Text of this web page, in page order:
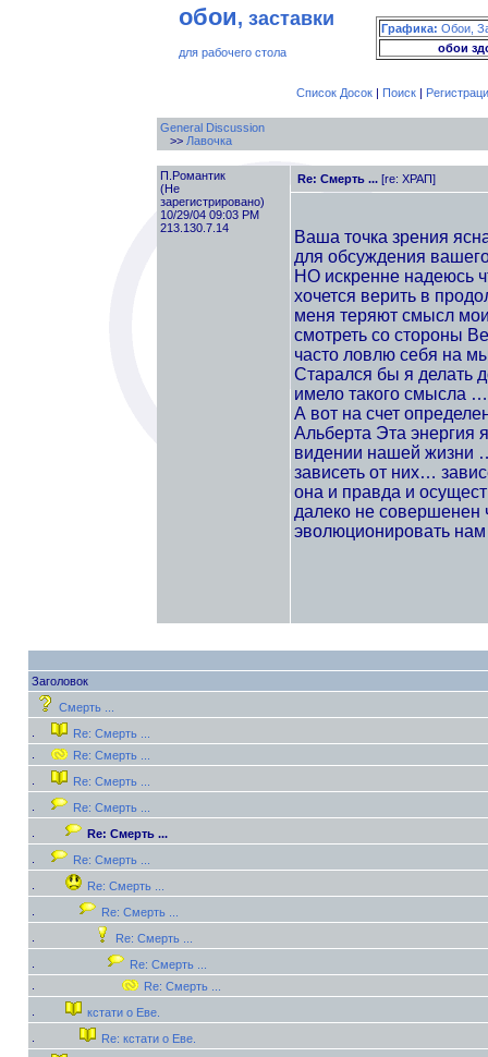
обои, заставки
для рабочего стола
Графика: Обои,
обои
Список Досок| Поиск|
General Discussion
>> Лавочка
П.Романтик
(Не
зарегистрировано)
10/29/04 09:03 PM
213.130.7.14
Re: Смерть ... [re: ХРАП]
Ваша точка зрения
для обсуждения
НО искренне надеюсь
хочется верить в
меня теряют смысл
смотреть со стороны
часто ловлю себя на
Старался бы я
имело такого смысла …
А вот на счет
Альберта Эта энергия
видении нашей жизни
зависеть от них…
она и правда и
далеко не
эволюционировать
Заголовок
Смерть ...
Re: Смерть ...
Re: Смерть ...
Re: Смерть ...
Re: Смерть ...
Re: Смерть ...
Re: Смерть ...
Re: Смерть ...
Re: Смерть ...
Re: Смерть ...
Re: Смерть ...
Re: Смерть ...
кстати о Еве.
Re: кстати о Еве.